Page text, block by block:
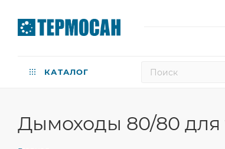
КАТАЛОГ
Дымоходы 80/80 для